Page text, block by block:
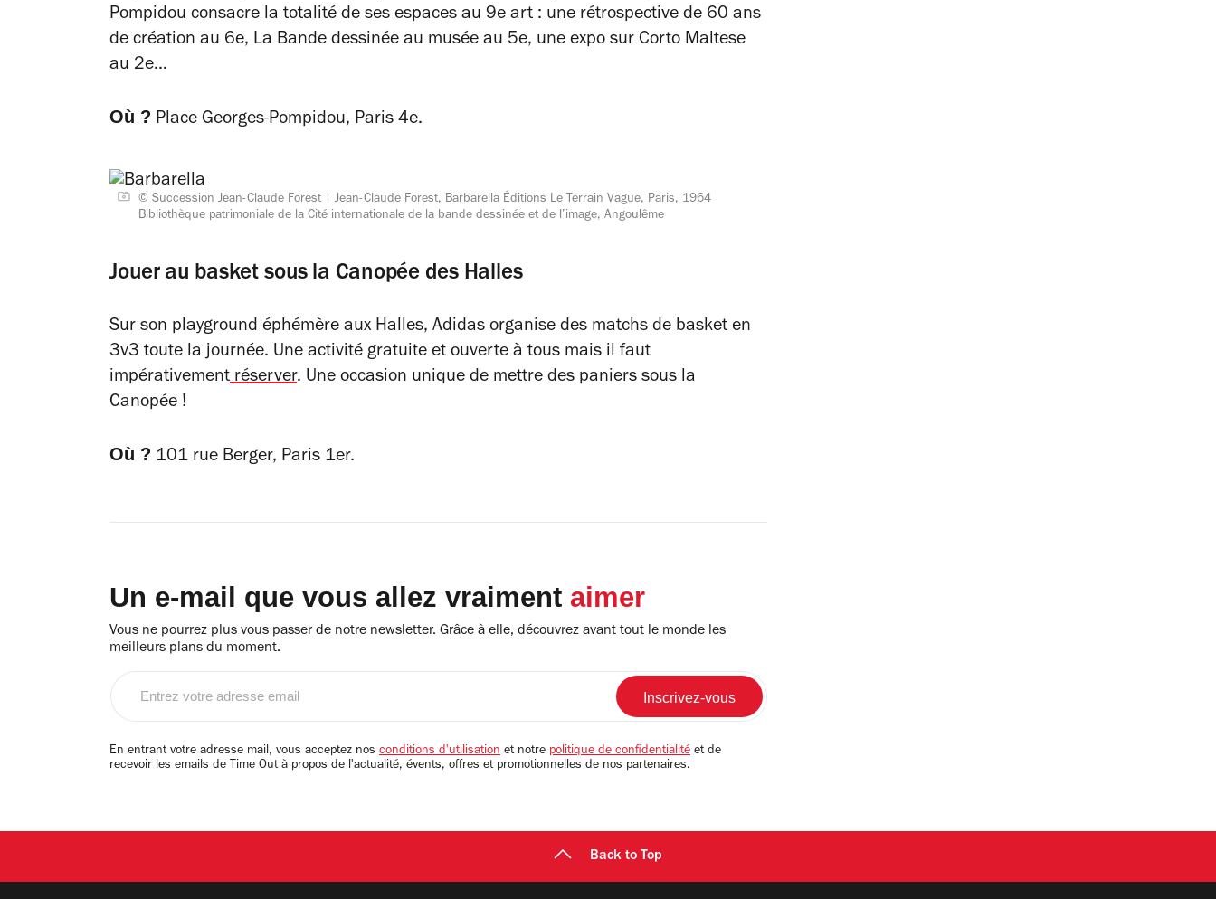
Pompidou consacre la totalité de ses espaces au 9e art : une rétrospective de 60 ans
de création au 6e, La Bande dessinée au musée au 5e, une expo sur Corto Maltese
au 2e…
Où ? Place Georges-Pompidou, Paris 4e.
© Succession Jean-Claude Forest
Jean-Claude Forest, Barbarella Éditions Le Terrain Vague, Paris, 1964
Bibliothèque patrimoniale de la Cité internationale de la bande dessinée et de l’image, Angoulême
Jouer au basket sous la Canopée des Halles
Sur son playground éphémère aux Halles, Adidas organise des matchs de basket en
3v3 toute la journée. Une activité gratuite et ouverte à tous mais il faut
impérativement réserver. Une occasion unique de mettre des paniers sous la
Canopée !
Où ? 101 rue Berger, Paris 1er.
Un e-mail que vous allez vraiment aimer
Vous ne pourrez plus vous passer de notre newsletter. Grâce à elle, découvrez avant tout le monde les
meilleurs plans du moment.
email
En entrant votre adresse mail, vous acceptez nos conditions d'utilisation et notre politique de confidentialité et de
recevoir les emails de Time Out à propos de l'actualité, évents, offres et promotionnelles de nos partenaires.
Back to Top